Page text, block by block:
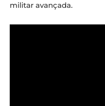
militar avançada.